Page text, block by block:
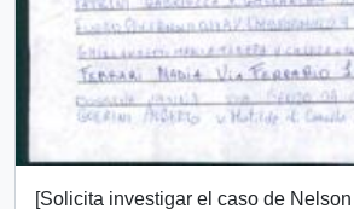
[Solicita investigar el caso de